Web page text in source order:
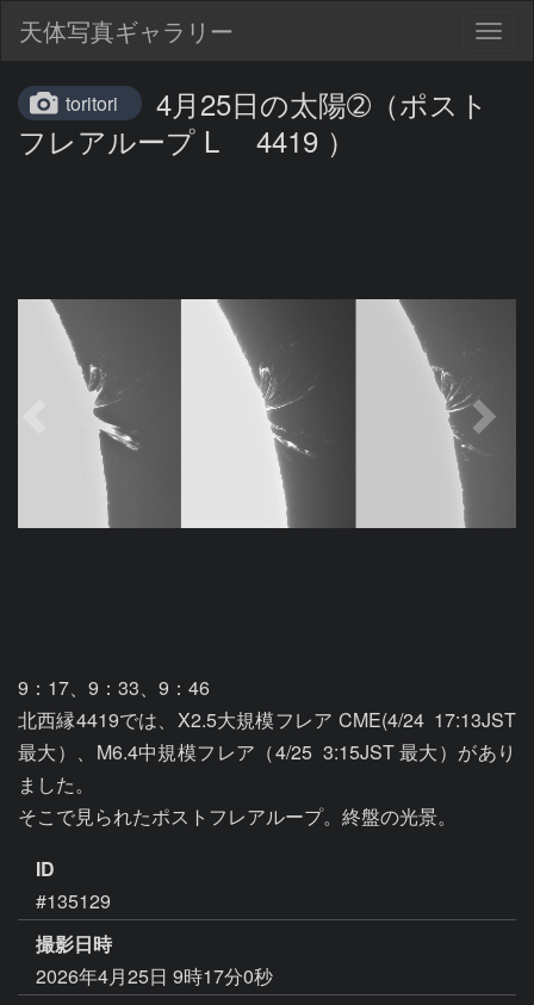
天体写真ギャラリー
toritori
4月25日の太陽➁（ポスト
フレアループ L 4419 ）
9：17、9：33、9：46
北西縁4419では、X2.5大規模フレア CME(4/24  17:13JST
最大）、M6.4中規模フレア（4/25  3:15JST 最大）があり
ました。
そこで見られたポストフレアループ。終盤の光景。
ID
#135129
撮影日時
2026年4月25日 9時17分0秒